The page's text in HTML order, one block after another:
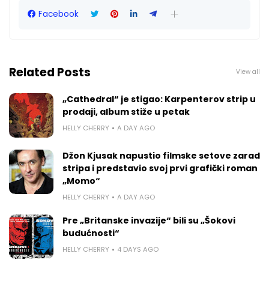
Facebook
Related Posts View all
„Cathedral“ je stigao: Karpenterov strip u
prodaji, album stiže u petak
HELLY CHERRY A DAY AGO
Džon Kjusak napustio filmske setove zarad
stripa i predstavio svoj prvi grafički roman
„Momo“
HELLY CHERRY A DAY AGO
Pre „Britanske invazije“ bili su „Šokovi
budućnosti“
HELLY CHERRY 4 DAYS AGO